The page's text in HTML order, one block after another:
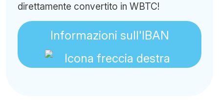
direttamente convertito in WBTC!
Informazioni sull'IBAN